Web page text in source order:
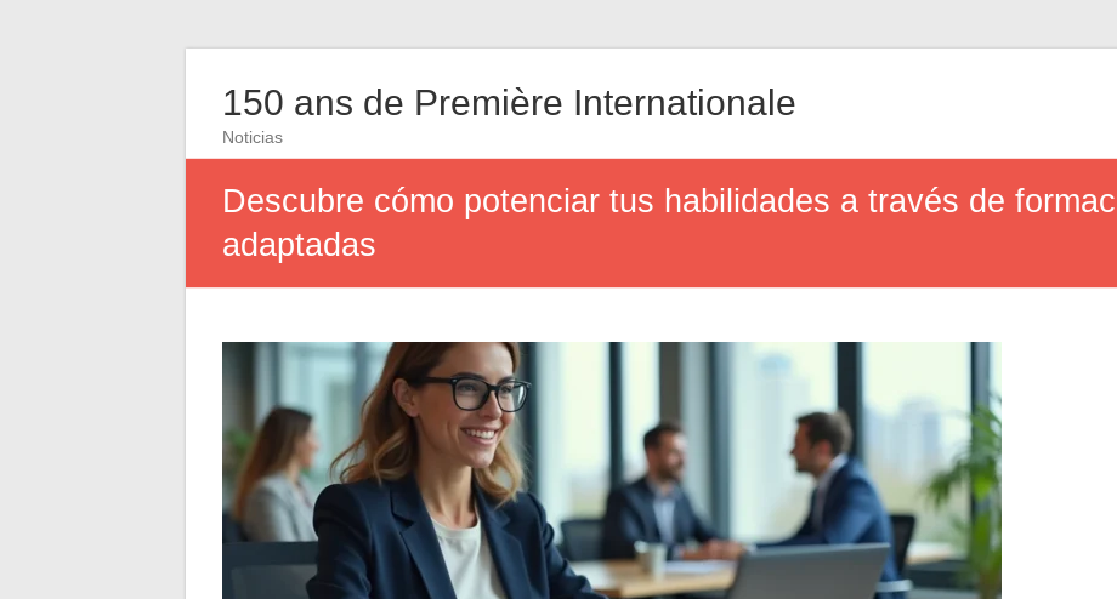
150 ans de Première Internationale
Noticias
Descubre cómo potenciar tus habilidades a través de
adaptadas